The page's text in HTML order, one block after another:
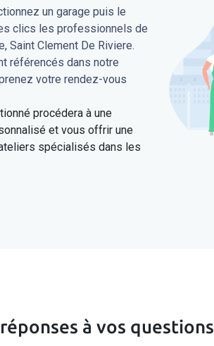
un garage puis le
clics les professionnels de
Saint Clement De Riviere.
référencés dans notre
votre rendez-vous
procédera à une
et vous offrir une
spécialisés dans les
à vos questions